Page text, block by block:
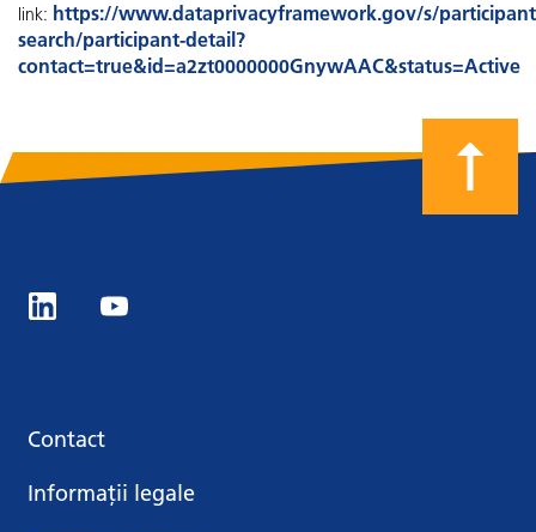
link: https://www.dataprivacyframework.gov/s/
search/participant-detail?
contact=true&id=a2zt0000000GnywAAC&status=Active
Contact
Informații legale